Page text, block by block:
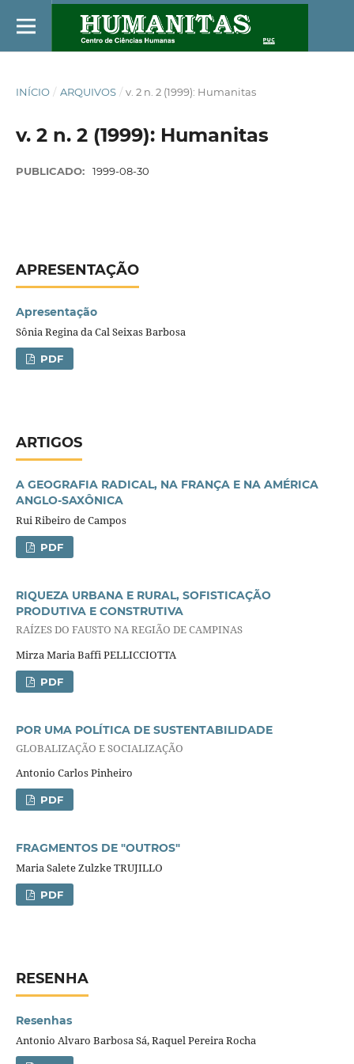
INÍCIO / ARQUIVOS / v. 2 n. 2 (1999): Humanitas
v. 2 n. 2 (1999): Humanitas
PUBLICADO: 1999-08-30
APRESENTAÇÃO
Apresentação
Sônia Regina da Cal Seixas Barbosa
PDF
ARTIGOS
A GEOGRAFIA RADICAL, NA FRANÇA E NA AMÉRICA
ANGLO-SAXÔNICA
Rui Ribeiro de Campos
PDF
RIQUEZA URBANA E RURAL, SOFISTICAÇÃO
PRODUTIVA E CONSTRUTIVA
RAÍZES DO FAUSTO NA REGIÃO DE CAMPINAS
Mirza Maria Baffi PELLICCIOTTA
PDF
POR UMA POLÍTICA DE SUSTENTABILIDADE
GLOBALIZAÇÃO E SOCIALIZAÇÃO
Antonio Carlos Pinheiro
PDF
FRAGMENTOS DE "OUTROS"
Maria Salete Zulzke TRUJILLO
PDF
RESENHA
Resenhas
Antonio Alvaro Barbosa Sá, Raquel Pereira Rocha